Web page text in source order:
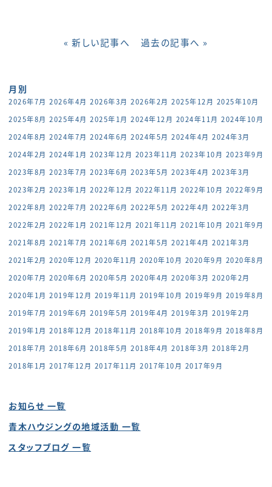
« 新しい記事へ 過去の記事へ »
月別
2026年7月 2026年4月 2026年3月 2026年2月 2025年12月 2025年10月
2025年8月 2025年4月 2025年1月 2024年12月 2024年11月 2024年10月
2024年8月 2024年7月 2024年6月 2024年5月 2024年4月 2024年3月
2024年2月 2024年1月 2023年12月 2023年11月 2023年10月 2023年9月
2023年8月 2023年7月 2023年6月 2023年5月 2023年4月 2023年3月
2023年2月 2023年1月 2022年12月 2022年11月 2022年10月 2022年9月
2022年8月 2022年7月 2022年6月 2022年5月 2022年4月 2022年3月
2022年2月 2022年1月 2021年12月 2021年11月 2021年10月 2021年9月
2021年8月 2021年7月 2021年6月 2021年5月 2021年4月 2021年3月
2021年2月 2020年12月 2020年11月 2020年10月 2020年9月 2020年8月
2020年7月 2020年6月 2020年5月 2020年4月 2020年3月 2020年2月
2020年1月 2019年12月 2019年11月 2019年10月 2019年9月 2019年8月
2019年7月 2019年6月 2019年5月 2019年4月 2019年3月 2019年2月
2019年1月 2018年12月 2018年11月 2018年10月 2018年9月 2018年8月
2018年7月 2018年6月 2018年5月 2018年4月 2018年3月 2018年2月
2018年1月 2017年12月 2017年11月 2017年10月 2017年9月
お知らせ 一覧
青木ハウジングの地域活動 一覧
スタッフブログ 一覧